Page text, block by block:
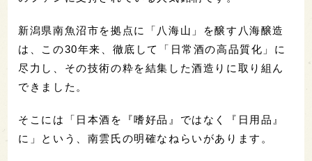
新潟県南魚沼市を拠点に「八海山」を醸す八海醸造
は、この30年来、徹底して「日常酒の高品質化」に
尽力し、その技術の粋を結集した酒造りに取り組ん
できました。
そこには「日本酒を『嗜好品』ではなく『日用品』
に」という、南雲氏の明確なねらいがあります。